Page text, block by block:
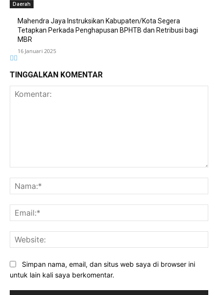
Daerah
Mahendra Jaya Instruksikan Kabupaten/Kota Segera
Tetapkan Perkada Penghapusan BPHTB dan Retribusi bagi
MBR
16 Januari 2025
TINGGALKAN KOMENTAR
Simpan nama, email, dan situs web saya di browser ini
untuk lain kali saya berkomentar.